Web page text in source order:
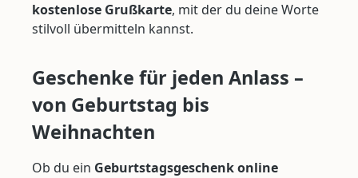
kostenlose Grußkarte, mit der du deine Worte
stilvoll übermitteln kannst.
Geschenke für jeden Anlass –
von Geburtstag bis
Weihnachten
Ob du ein Geburtstagsgeschenk online